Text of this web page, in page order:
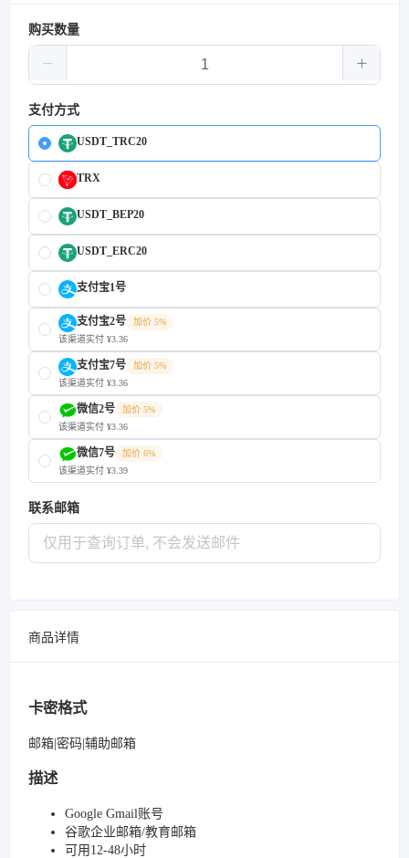
购买数量
支付方式
USDT_TRC20
TRX
USDT_BEP20
USDT_ERC20
支付宝1号
支付宝2号
加价 5%
该渠道实付 ¥3.36
支付宝7号
加价 5%
该渠道实付 ¥3.36
微信2号
加价 5%
该渠道实付 ¥3.36
微信7号
加价 6%
该渠道实付 ¥3.39
联系邮箱
商品详情
卡密格式
邮箱|密码|辅助邮箱
描述
Google Gmail账号
谷歌企业邮箱/教育邮箱
可用12-48小时